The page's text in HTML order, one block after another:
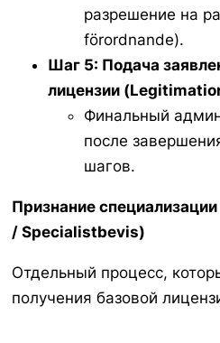
разрешение на
förordnande).
Шаг 5: Подача
лицензии (
Финальный
после
шагов.
Признание
/ Specialistbevis)
Отдельный процесс,
получения базовой